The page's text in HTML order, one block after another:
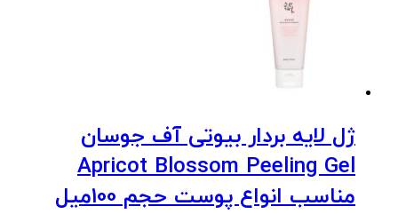
ژل لایه بردار بیوتی آف جوسان
Apricot Blossom Peeling Gel
مناسب انواع پوست حجم 100میل